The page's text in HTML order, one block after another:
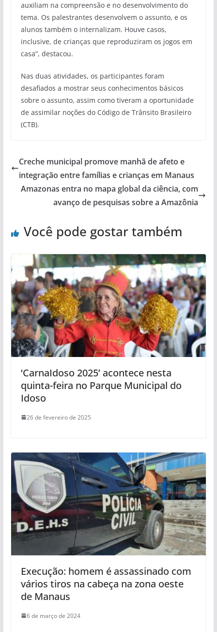
auxiliam na compreensão e no desenvolvimento do
tema. Os palestrantes desenvolvem o assunto, e os
alunos também o internalizam. Houve casos,
inclusive, de crianças que reproduziram os jogos em
casa”, destacou.
Nas duas atividades, os participantes foram
desafiados a mostrar seus conhecimentos básicos
sobre o assunto, assim como tiveram a oportunidade
de assimilar noções do Código de Trânsito Brasileiro
(CTB).
Creche municipal promove manhã de afeto e
integração entre famílias e crianças em Manaus
Amazonas entra no mapa global da ciência, com
avanço de pesquisas sobre a Amazônia
Você pode gostar também
‘CarnaIdoso 2025’ acontece nesta
quinta-feira no Parque Municipal do
Idoso
26 de fevereiro de 2025
Execução: homem é assassinado com
vários tiros na cabeça na zona oeste
de Manaus
6 de março de 2024